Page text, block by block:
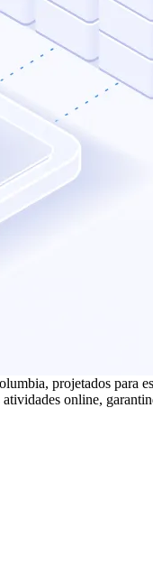
projetados para
atividades online,